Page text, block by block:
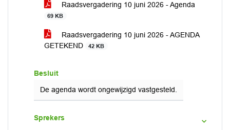
Raadsvergadering 10 juni 2026 - Agenda
69 KB
Raadsvergadering 10 juni 2026 - AGENDA
GETEKEND
42 KB
Besluit
De agenda wordt ongewijzigd vastgesteld.
Sprekers